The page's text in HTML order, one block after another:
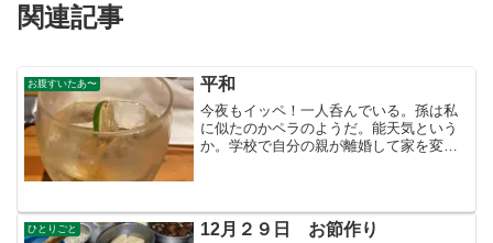
関連記事
お腹すいたあ〜 平和
今夜もイッペ！一人呑んでいる。孫は私
に似たのかペラのようだ。能天気という
か。学校で自分の親が離婚して家を変わ
いぶ 孫、娘に怒られたよ...
ひとりごと 12月２９日 お節作り